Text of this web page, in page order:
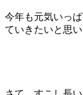
今年も元気いっ
ていきたいと思い